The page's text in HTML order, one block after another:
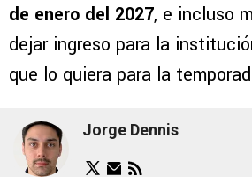
de enero del 2027, e incluso
dejar ingreso para la
que lo quiera para la
Jorge Dennis